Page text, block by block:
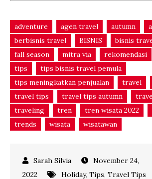
adventure agen travel autumn
berbisnis travel
BISNIS bisnis
fall season
mitra via rekomendasi
tips
tips bisnis travel pemula
tips meningkatkan penjualan
travel
travel tips
travel tips autumn
traveling
tren tren wisata 2022
trends
wisata wisatawan
November 24,
2022
Holiday, Tips, Travel Tips